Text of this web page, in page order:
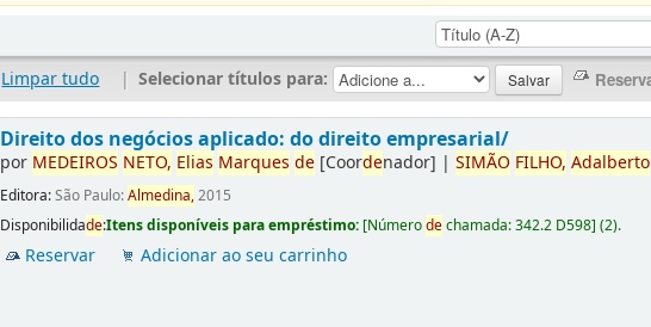
Limpar tudo | Selecionar títulos para:
Direito dos negócios aplicado: do direito empresarial/
por MEDEIROS NETO, Elias Marques de [Coordenador] |SIMÃO FILHO, Adalberto
Editora:São Paulo:Almedina,2015
Disponibilidade:Itens disponíveis para empréstimo: [Númerodechamada:342.2 D598](2).
Reservar Adicionar ao seu carrinho